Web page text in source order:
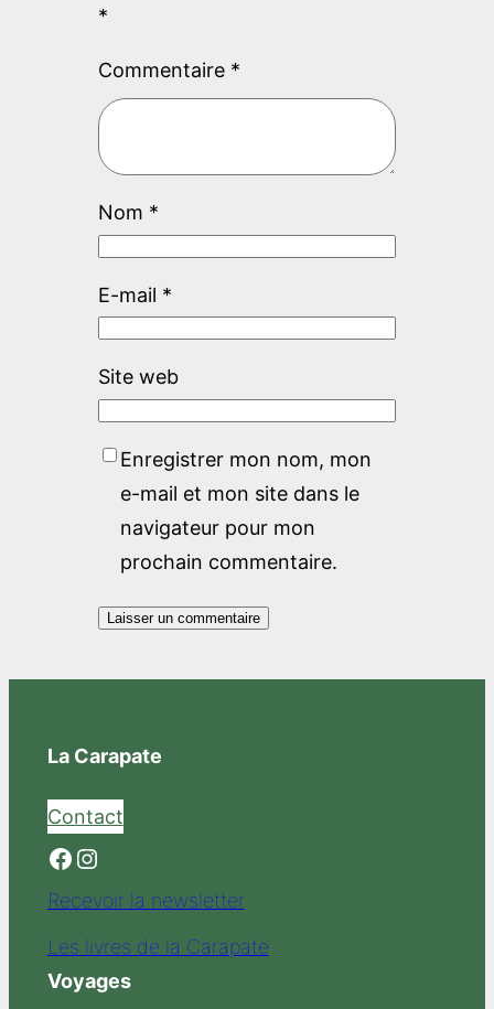
*
Commentaire *
Nom *
E-mail *
Site web
Enregistrer mon nom, mon
e-mail et mon site dans le
navigateur pour mon
prochain commentaire.
La Carapate
Contact
Facebook Instagram
Recevoir la newsletter
Les livres de la Carapate
Voyages